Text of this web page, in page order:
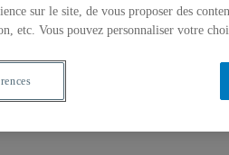
méthodologiques et
sur le site, de vous proposer des
etc. Vous pouvez personnaliser votre